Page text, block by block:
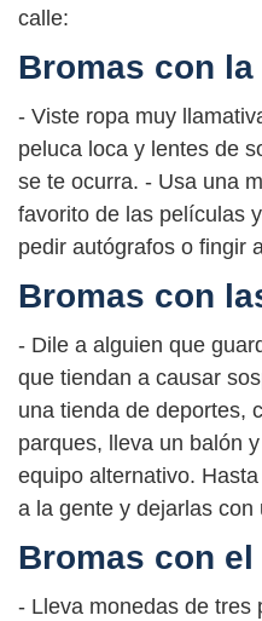
calle:
Bromas con la
- Viste ropa muy
peluca loca y lentes de
se te ocurra. - Usa una
favorito de las películas
pedir autógrafos o fingir
Bromas con
- Dile a alguien que
que tiendan a causar
una tienda de deportes,
parques, lleva un balón
equipo alternativo.
a la gente y dejarlas con
Bromas con
- Lleva monedas de tres